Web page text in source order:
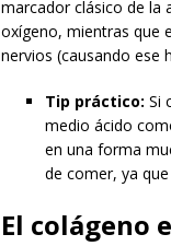
marcador clásico de la
oxígeno, mientras que
nervios (causando ese
Tip práctico: Si
medio ácido
en una forma
de comer, ya
El colágeno